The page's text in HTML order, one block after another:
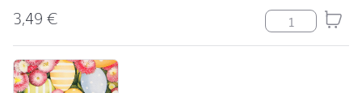
3,49€ Bunny Friends